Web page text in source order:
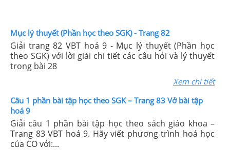
Mục lý thuyết (Phần học theo SGK) - Trang 82
Giải trang 82 VBT hoá 9 - Mục lý thuyết (Phần học
theo SGK) với lời giải chi tiết các câu hỏi và lý thuyết
trong bài 28
Xem chi tiết
Câu 1 phần bài tập học theo SGK – Trang 83 Vở bài tập
hoá 9
Giải câu 1 phần bài tập học theo sách giáo khoa –
Trang 83 VBT hoá 9. Hãy viết phương trình hoá học
của CO với:...